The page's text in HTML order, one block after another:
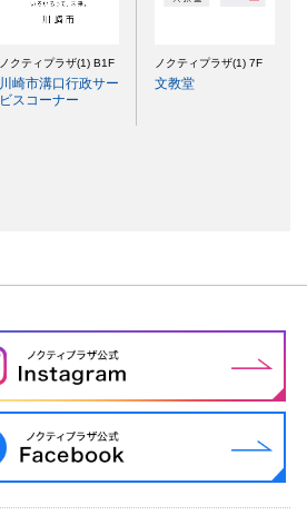
ノクティプラザ(1) B1F
川崎市溝口行政サー
ビスコーナー
ノクティプラザ(1) 7F
文教堂